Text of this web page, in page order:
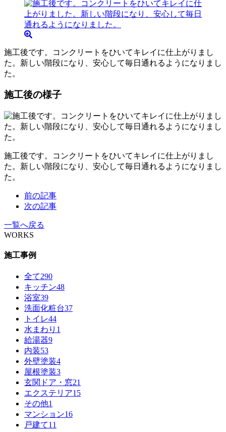
施工後です。コンクリートをひいてキレイに仕上がりまし
た。新しい階段になり、安心して毎日通れるようになりまし
た。
施工後の様子
施工後です。コンクリートをひいてキレイに仕上がりまし
た。新しい階段になり、安心して毎日通れるようになりまし
た。
前の記事
次の記事
一覧へ戻る
WORKS
施工事例
全て290
キッチン48
浴室39
洗面化粧台37
トイレ44
水まわり 1
給湯器9
内装53
外壁塗装4
屋根塗装3
玄関ドア・窓21
エクステリア15
その他1
マンション16
戸建て11